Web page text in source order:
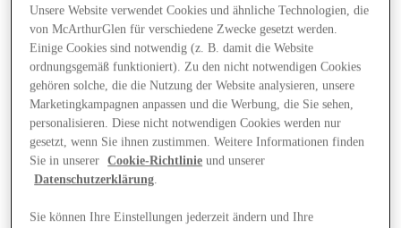
Unsere Website verwendet Cookies und ähnliche Technologien, die
von McArthurGlen für verschiedene Zwecke gesetzt werden.
Einige Cookies sind notwendig (z. B. damit die Website
ordnungsgemäß funktioniert). Zu den nicht notwendigen Cookies
gehören solche, die die Nutzung der Website analysieren, unsere
Marketingkampagnen anpassen und die Werbung, die Sie sehen,
personalisieren. Diese nicht notwendigen Cookies werden nur
gesetzt, wenn Sie ihnen zustimmen. Weitere Informationen finden
Sie in unserer
Cookie-Richtlinie und unserer
Datenschutzerklärung.
Sie können Ihre Einstellungen jederzeit ändern und Ihre